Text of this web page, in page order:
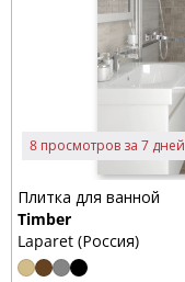
8 просмотров за 7 дней
Плитка для ванной
Timber
Laparet (Россия)